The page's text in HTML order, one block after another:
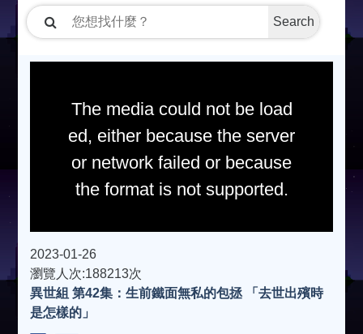
Search
The media could not be load
ed, either because the server
or network failed or because
the format is not supported.
2023-01-26
瀏覽人次:188213次
異世組 第42集：生前鐵面無私的包拯 「去世出殯時
是怎樣的」